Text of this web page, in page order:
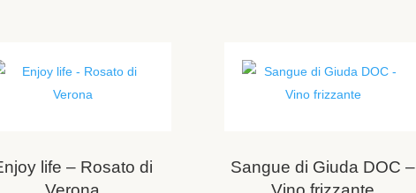
life – Rosato di
Sangue di Giuda DOC –